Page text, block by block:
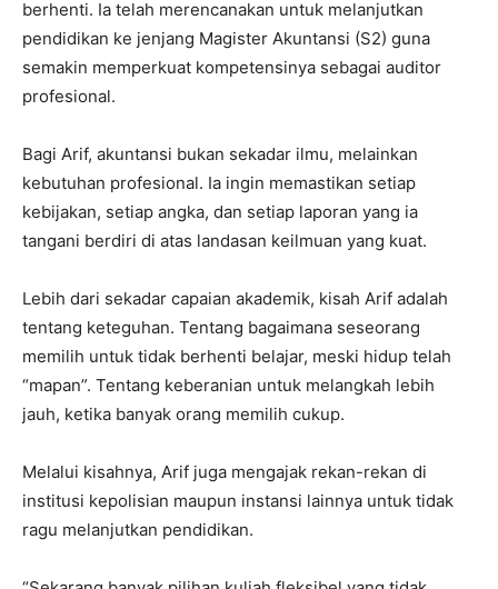
berhenti. Ia telah merencanakan untuk melanjutkan
pendidikan ke jenjang Magister Akuntansi (S2) guna
semakin memperkuat kompetensinya sebagai auditor
profesional.
Bagi Arif, akuntansi bukan sekadar ilmu, melainkan
kebutuhan profesional. Ia ingin memastikan setiap
kebijakan, setiap angka, dan setiap laporan yang ia
tangani berdiri di atas landasan keilmuan yang kuat.
Lebih dari sekadar capaian akademik, kisah Arif adalah
tentang keteguhan. Tentang bagaimana seseorang
memilih untuk tidak berhenti belajar, meski hidup telah
“mapan”. Tentang keberanian untuk melangkah lebih
jauh, ketika banyak orang memilih cukup.
Melalui kisahnya, Arif juga mengajak rekan-rekan di
institusi kepolisian maupun instansi lainnya untuk tidak
ragu melanjutkan pendidikan.